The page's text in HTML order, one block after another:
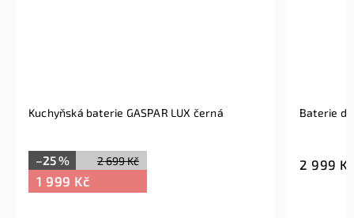
Kuchyňská baterie GASPAR LUX černá
2 699 Kč
–25 %
1 999 Kč
Baterie
2 999 Kč